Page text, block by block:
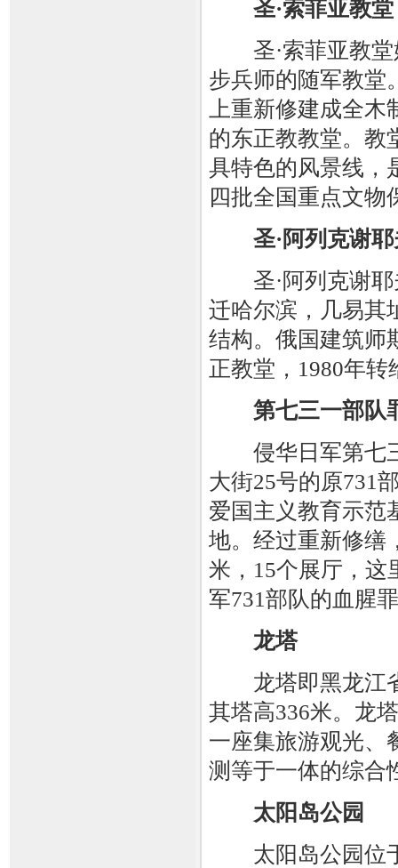
圣·索菲亚教堂
圣·索菲亚教堂
步兵师的随军教堂
上重新修建成全木
的东正教教堂。教
具特色的风景线，
四批全国重点文物
圣·阿列克谢
圣·阿列克谢耶
迁哈尔滨，几易其
结构。俄国建筑师
正教堂，1980年
第七三一部队
侵华日军第七三
大街25号的原731
爱国主义教育示范
地。经过重新修缮
米，15个展厅，这
军731部队的血腥
龙塔
龙塔即黑龙江省
其塔高336米。龙
一座集旅游观光、
测等于一体的综合
太阳岛公园
太阳岛公园位于